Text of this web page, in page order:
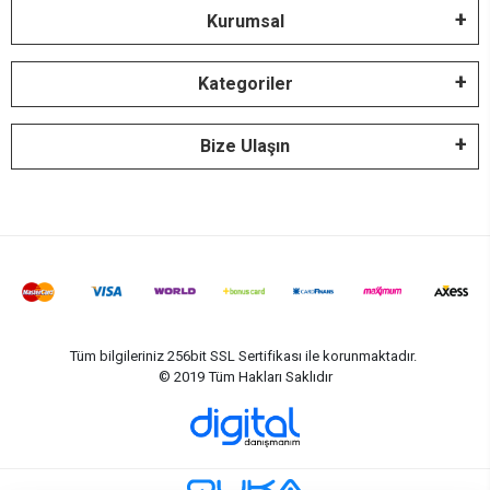
Kurumsal
Kategoriler
Bize Ulaşın
Tüm bilgileriniz 256bit SSL Sertifikası ile korunmaktadır.
© 2019 Tüm Hakları Saklıdır